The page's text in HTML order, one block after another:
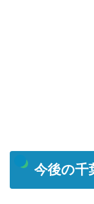
今後の千